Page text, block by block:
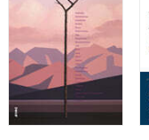
in the Desert
No Clear Reason